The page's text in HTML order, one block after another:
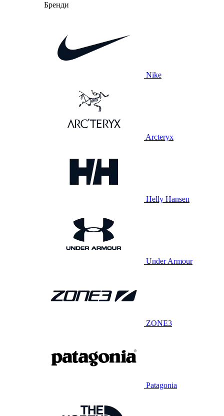
Бренди
Nike
Arcteryx
Helly Hansen
Under Armour
ZONE3
Patagonia